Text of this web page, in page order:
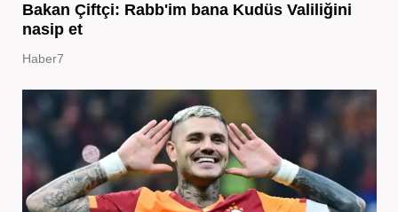
Bakan Çiftçi: Rabb'im bana Kudüs Valiliğini
nasip et
Haber7